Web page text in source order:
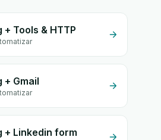
+ Tools & HTTP
+ Gmail
+ Linkedin form